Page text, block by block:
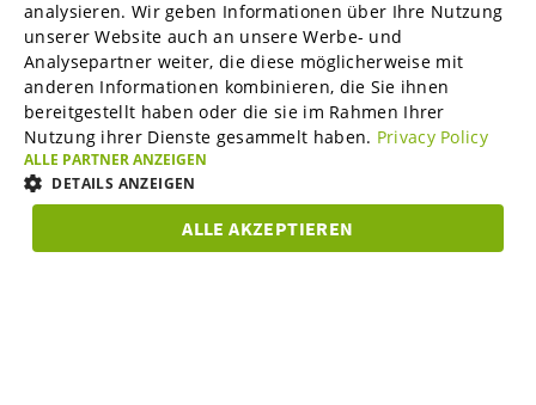
B2B-Marktplätze
Visable Media Services
Mittelstands-Monitor
Karriere
GERMAN
SPANISH
FRENCH
ITALIAN
ESTONIAN
analysieren. Wir geben Informationen über Ihre Nutzung
unserer Website auch an unsere Werbe- und
Analysepartner weiter, die diese möglicherweise mit
anderen Informationen kombinieren, die Sie ihnen
bereitgestellt haben oder die sie im Rahmen Ihrer
Nutzung ihrer Dienste gesammelt haben. Privacy Policy
ALLE PARTNER ANZEIGEN
DETAILS ANZEIGEN
ALLE AKZEPTIEREN
UNBEDINGT